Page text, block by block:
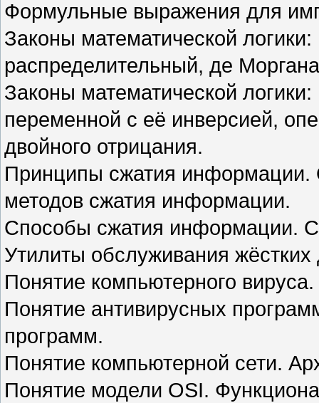
Формульные выражения для
Законы математической
распределительный, де
Законы математической
переменной с её инверсией,
двойного отрицания.
Принципы сжатия информации.
методов сжатия информации.
Способы сжатия информации.
Утилиты обслуживания жёстких
Понятие компьютерного
Понятие антивирусных
программ.
Понятие компьютерной сети.
Понятие модели OSI.